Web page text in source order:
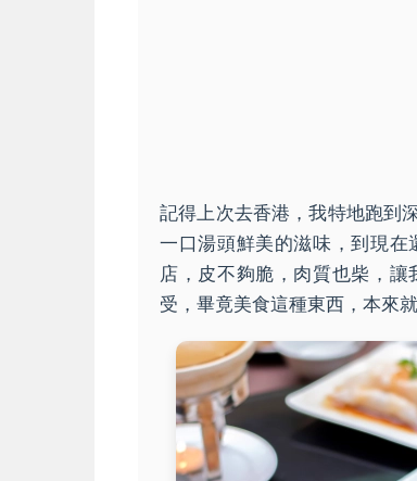
記得上次去香港，我特地跑到
一口湯頭鮮美的滋味，到現
店，皮不夠脆，肉質也柴，
受，畢竟美食這種東西，本來就